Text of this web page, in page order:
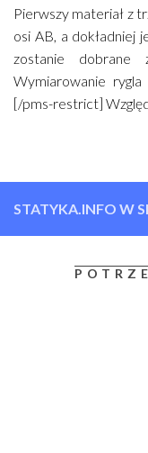
Pierwszy materiał z
osi AB, a dokładniej
zostanie dobrane
Wymiarowanie
[/pms-restrict]
STATYKA.INFO W